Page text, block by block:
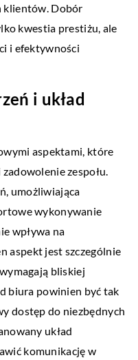
klientów. Dobór
kwestia prestiżu, ale
i efektywności
i układ
aspektami, które
zespołu.
umożliwiająca
wykonywanie
wpływa na
aspekt jest szczególnie
bliskiej
biura powinien być tak
dostęp do niezbędnych
układ
komunikację w